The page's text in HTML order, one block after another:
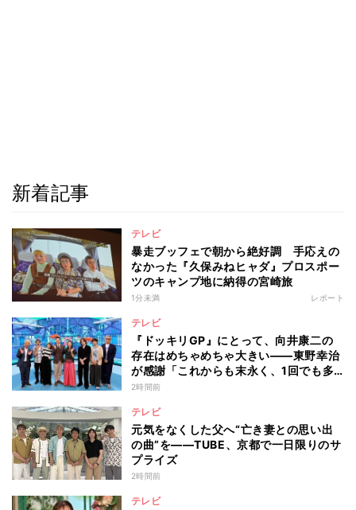
新着記事
テレビ
暴走ブッフェで朝から絶好調 手応えの
なかった『久保みねヒャダ』プロスポー
ツのキャンプ地に納得の宮崎旅
1分未満 レポート
テレビ
『ドッキリGP』にとって、向井康二の
存在はめちゃめちゃ大きい――東野幸治
が感謝「これからも末永く、1回でも多
く出て」
2時間前
テレビ
元気をなくした父へ“亡き妻との思い出
の曲”を――TUBE、京都で一日限りのサ
プライズ
2時間前
テレビ